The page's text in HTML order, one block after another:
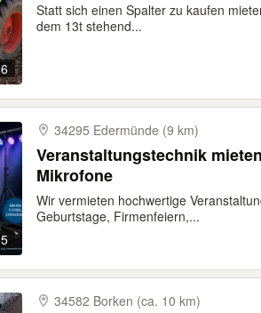
6
Statt sich einen Spalter zu kaufen
dem 13t stehend...
5
34295 Edermünde (9 km)
Veranstaltungstechnik
Mikrofone
Wir vermieten hochwertige
Geburtstage, Firmenfeiern,...
34582 Borken (ca. 10 km)